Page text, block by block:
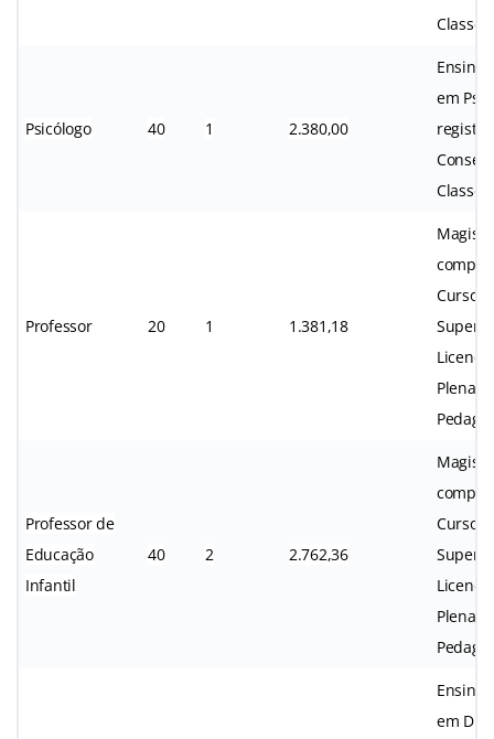
Classe.
Psicólogo 40 1 2.380,00
Ensino
em
Classe.
Professor 20 1 1.381,18
Curso
Plena
Professor de
Educação
Infantil
40 2 2.762,36
Curso
Plena
Ensino
em